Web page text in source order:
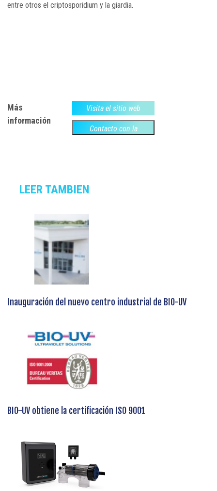
entre otros el criptosporidium y la giardia.
Más
información
Visita el sitio web
Contacto con la
LEER TAMBIEN
Inauguración del nuevo centro industrial de BIO-UV
BIO-UV obtiene la certificación ISO 9001